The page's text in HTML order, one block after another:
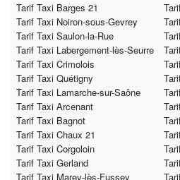
Tarif Taxi Barges 21
Tarif Taxi Noiron-sous-Gevrey
Tarif Taxi Saulon-la-Rue
Tarif Taxi Labergement-lès-Seurre
Tarif Taxi Crimolois
Tarif Taxi Quétigny
Tarif Taxi Lamarche-sur-Saône
Tarif Taxi Arcenant
Tarif Taxi Bagnot
Tarif Taxi Chaux 21
Tarif Taxi Corgoloin
Tarif Taxi Gerland
Tarif Taxi Marey-lès-Fussey